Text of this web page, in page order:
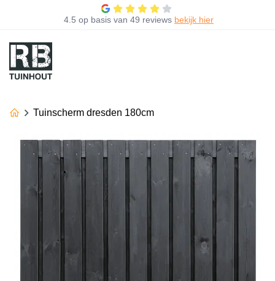
4.5 op basis van 49 reviews bekijk hier
Tuinscherm dresden 180cm